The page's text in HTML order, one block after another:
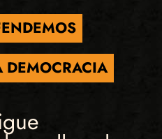
DEMOCRACIA